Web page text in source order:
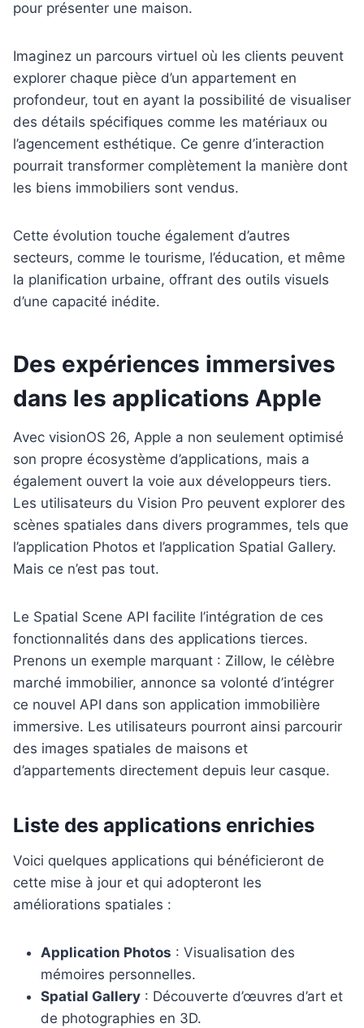
pour présenter une maison.
Imaginez un parcours virtuel où les clients peuvent
explorer chaque pièce d’un appartement en
profondeur, tout en ayant la possibilité de visualiser
des détails spécifiques comme les matériaux ou
l’agencement esthétique. Ce genre d’interaction
pourrait transformer complètement la manière dont
les biens immobiliers sont vendus.
Cette évolution touche également d’autres
secteurs, comme le tourisme, l’éducation, et même
la planification urbaine, offrant des outils visuels
d’une capacité inédite.
Des expériences immersives
dans les applications Apple
Avec visionOS 26, Apple a non seulement optimisé
son propre écosystème d’applications, mais a
également ouvert la voie aux développeurs tiers.
Les utilisateurs du Vision Pro peuvent explorer des
scènes spatiales dans divers programmes, tels que
l’application Photos et l’application Spatial Gallery.
Mais ce n’est pas tout.
Le Spatial Scene API facilite l’intégration de ces
fonctionnalités dans des applications tierces.
Prenons un exemple marquant : Zillow, le célèbre
marché immobilier, annonce sa volonté d’intégrer
ce nouvel API dans son application immobilière
immersive. Les utilisateurs pourront ainsi parcourir
des images spatiales de maisons et
d’appartements directement depuis leur casque.
Liste des applications enrichies
Voici quelques applications qui bénéficieront de
cette mise à jour et qui adopteront les
améliorations spatiales :
Application Photos : Visualisation des
mémoires personnelles.
Spatial Gallery : Découverte d’œuvres d’art et
de photographies en 3D.